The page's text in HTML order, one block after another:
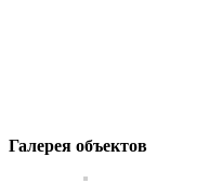
Галерея объектов